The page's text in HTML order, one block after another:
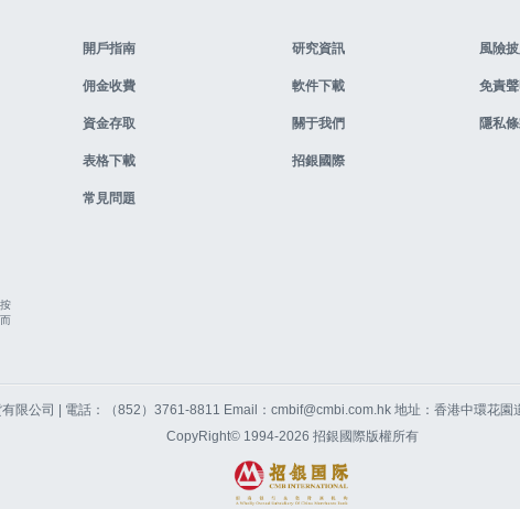
開戶指南
佣金收費
資金存取
表格下載
常見問題
研究資訊
軟件下載
關于我們
招銀國際
風險
免責聲
隱私
限公司 | 電話：（852）3761-8811 Email：cmbif@cmbi.com.hk 地址：香港中環花園
CopyRight© 1994-2026 招銀國際版權所有